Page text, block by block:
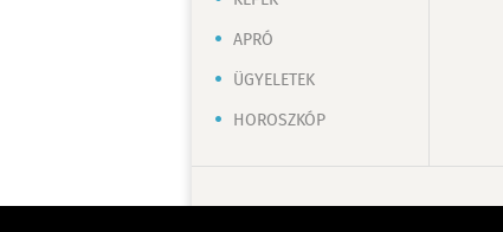
APRÓ
ÜGYELETEK
HOROSZKÓP